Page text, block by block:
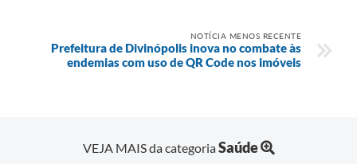
NOTÍCIA MENOS RECENTE
Prefeitura de Divinópolis inova no combate às
endemias com uso de QR Code nos imóveis
VEJA MAIS da categoriaSaúde